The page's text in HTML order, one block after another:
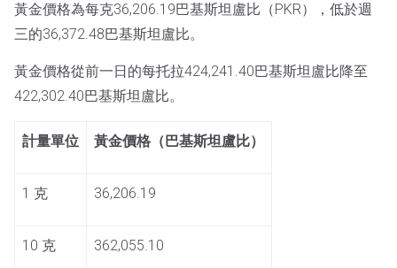
黃金價格為每克36,206.19巴基斯坦盧比（PKR），低於週
三的36,372.48巴基斯坦盧比。
黃金價格從前一日的每托拉424,241.40巴基斯坦盧比降至
422,302.40巴基斯坦盧比。
計量單位 黃金價格（巴基斯坦盧比）
1 克 36,206.19
10 克 362,055.10